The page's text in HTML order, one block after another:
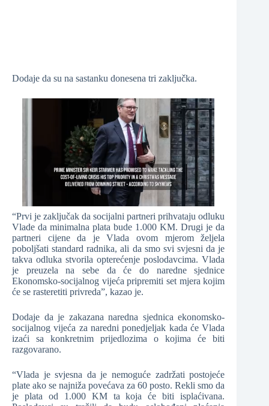
Dodaje da su na sastanku donesena tri zaključka.
“Prvi je zaključak da socijalni partneri prihvataju odluku
Vlade da minimalna plata bude 1.000 KM. Drugi je da
partneri cijene da je Vlada ovom mjerom željela
poboljšati standard radnika, ali da smo svi svjesni da je
takva odluka stvorila opterećenje poslodavcima. Vlada
je preuzela na sebe da će do naredne sjednice
Ekonomsko-socijalnog vijeća pripremiti set mjera kojim
će se rasteretiti privreda”, kazao je.
Dodaje da je zakazana naredna sjednica ekonomsko-
socijalnog vijeća za naredni ponedjeljak kada će Vlada
izaći sa konkretnim prijedlozima o kojima će biti
razgovarano.
“Vlada je svjesna da je nemoguće zadržati postojeće
plate ako se najniža povećava za 60 posto. Rekli smo da
je plata od 1.000 KM ta koja će biti isplaćivana.